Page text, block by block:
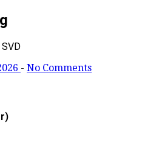
- No Comments